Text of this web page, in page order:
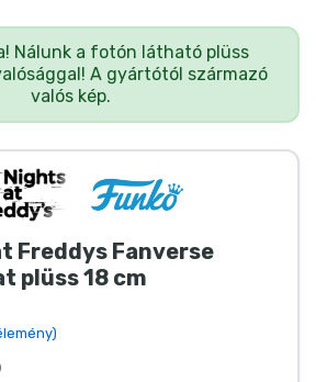
Nálunk a fotón látható plüss
A gyártótól származó
valós kép.
Freddys Fanverse
plüss 18 cm